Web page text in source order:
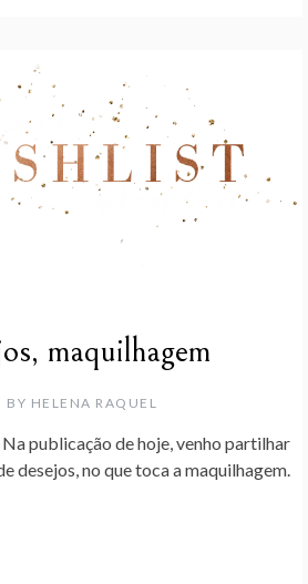
maquilhagem
BY HELENA RAQUEL
publicação de hoje, venho partilhar
desejos, no que toca a maquilhagem.